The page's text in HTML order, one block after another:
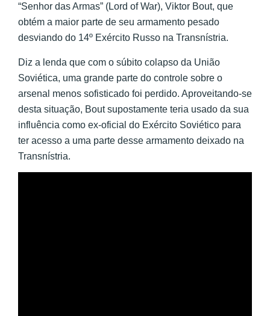
“Senhor das Armas” (Lord of War), Viktor Bout, que
obtém a maior parte de seu armamento pesado
desviando do 14º Exército Russo na Transnístria.
Diz a lenda que com o súbito colapso da União
Soviética, uma grande parte do controle sobre o
arsenal menos sofisticado foi perdido. Aproveitando-se
desta situação, Bout supostamente teria usado da sua
influência como ex-oficial do Exército Soviético para
ter acesso a uma parte desse armamento deixado na
Transnístria.